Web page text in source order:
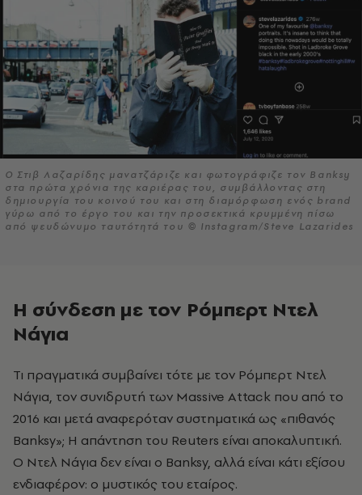
Ο Στιβ Λαζαρίδης μανατζάριζε και φωτογράφιζε τον Banksy
στα πρώτα χρόνια της καριέρας του, συμβάλλοντας στη
δημιουργία του κοινού του και στη διαμόρφωση ενός brand
γύρω από το έργο του και την προσεκτικά κρυμμένη πίσω
από ψευδώνυμο ταυτότητά του © Instagram/Steve Lazarides
Η σύνδεση με τον Ρόμπερτ Ντελ
Νάγια
Τι πραγματικά συμβαίνει τότε με τον Ρόμπερτ Ντελ
Νάγια, τον συνιδρυτή των Massive Attack που από το
2016 και μετά αναφερόταν συστηματικά ως «πιθανός
Banksy»; Η απάντηση του Reuters είναι αποκαλυπτική.
Ο Ντελ Νάγια δεν είναι ο Banksy, αλλά είναι κάτι εξίσου
ενδιαφέρον: ο μυστικός του εταίρος.